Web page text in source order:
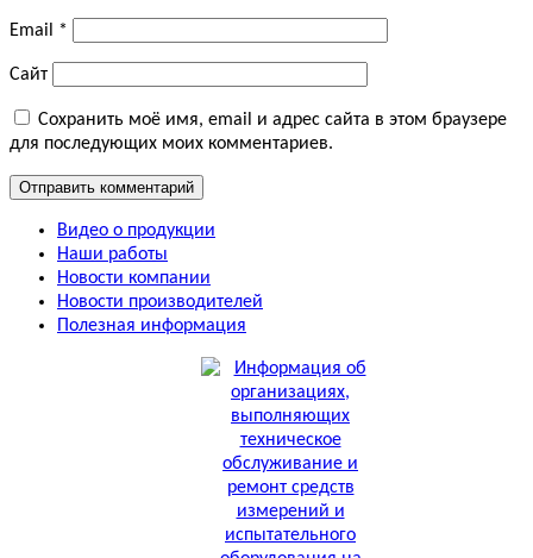
Email *
Сайт
Сохранить моё имя, email и адрес сайта в этом браузере
для последующих моих комментариев.
Видео о продукции
Наши работы
Новости компании
Новости производителей
Полезная информация